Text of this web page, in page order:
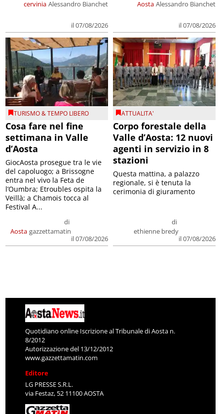
cervinia Alessandro Bianchet
il 07/08/2026
Aosta Alessandro Bianchet
il 07/08/2026
TURISMO & TEMPO LIBERO
Cosa fare nel fine
settimana in Valle
d’Aosta
Aosta
di
gazzettamatin
il 07/08/2026
GiocAosta prosegue tra le vie
del capoluogo; a Brissogne
entra nel vivo la Feta de
l’Oumbra; Etroubles ospita la
Veillà; a Chamois tocca al
Festival A...
ATTUALITA'
Corpo forestale della
Valle d’Aosta: 12 nuovi
agenti in servizio in 8
stazioni
di
ethienne bredy
il 07/08/2026
Questa mattina, a palazzo
regionale, si è tenuta la
cerimonia di giuramento
Quotidiano online Iscrizione al Tribunale di Aosta n.
8/2012
Autorizzazione del 13/12/2012
www.gazzettamatin.com
Editore
LG PRESSE S.R.L.
via Festaz, 52 11100 AOSTA